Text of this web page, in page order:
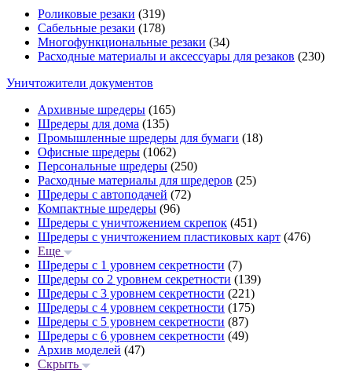
Роликовые резаки (319)
Сабельные резаки (178)
Многофункциональные резаки (34)
Расходные материалы и аксессуары для резаков (230)
Уничтожители документов
Архивные шредеры (165)
Шредеры для дома (135)
Промышленные шредеры для бумаги (18)
Офисные шредеры (1062)
Персональные шредеры (250)
Расходные материалы для шредеров (25)
Шредеры с автоподачей (72)
Компактные шредеры (96)
Шредеры с уничтожением скрепок (451)
Шредеры с уничтожением пластиковых карт (476)
Еще
Шредеры с 1 уровнем секретности (7)
Шредеры со 2 уровнем секретности (139)
Шредеры с 3 уровнем секретности (221)
Шредеры с 4 уровнем секретности (175)
Шредеры с 5 уровнем секретности (87)
Шредеры с 6 уровнем секретности (49)
Архив моделей (47)
Скрыть